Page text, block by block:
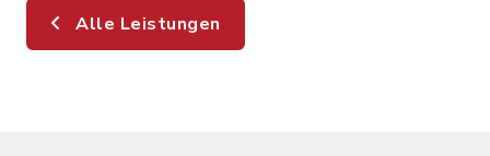
Alle Leistungen